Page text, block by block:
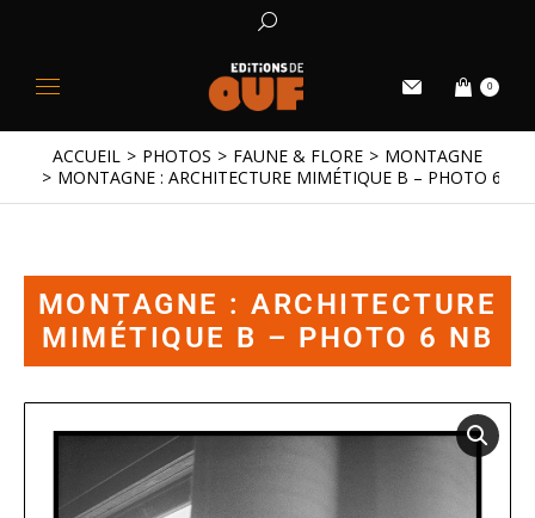
0
Vous êtes ici :
ACCUEIL PHOTOS FAUNE & FLORE
MONTAGNE
MONTAGNE : ARCHITECTURE MIMÉTIQUE B – PHOTO 6 NB
MONTAGNE : ARCHITECTURE
MIMÉTIQUE B – PHOTO 6 NB